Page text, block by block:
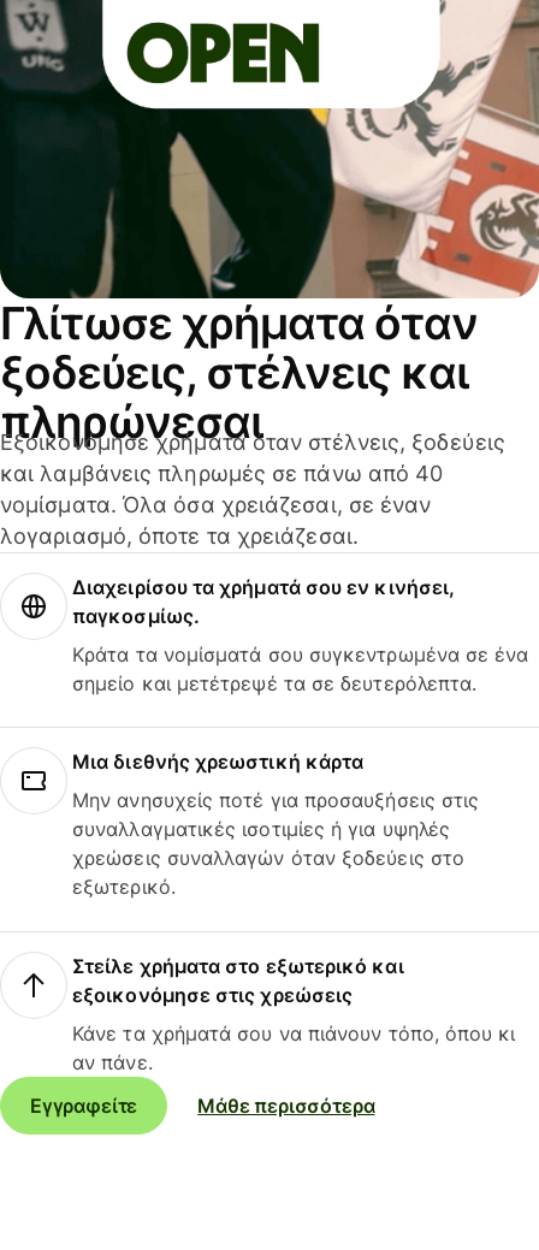
Γλίτωσε χρήματα όταν
ξοδεύεις, στέλνεις και
πληρώνεσαι
Εξοικονόμησε χρήματα όταν στέλνεις, ξοδεύεις
και λαμβάνεις πληρωμές σε πάνω από 40
νομίσματα. Όλα όσα χρειάζεσαι, σε έναν
λογαριασμό, όποτε τα χρειάζεσαι.
Διαχειρίσου τα χρήματά σου εν κινήσει,
παγκοσμίως.
Κράτα τα νομίσματά σου συγκεντρωμένα σε ένα
σημείο και μετέτρεψέ τα σε δευτερόλεπτα.
Μια διεθνής χρεωστική κάρτα
Μην ανησυχείς ποτέ για προσαυξήσεις στις
συναλλαγματικές ισοτιμίες ή για υψηλές
χρεώσεις συναλλαγών όταν ξοδεύεις στο
εξωτερικό.
Στείλε χρήματα στο εξωτερικό και
εξοικονόμησε στις χρεώσεις
Κάνε τα χρήματά σου να πιάνουν τόπο, όπου κι
αν πάνε.
Εγγραφείτε
Μάθε περισσότερα